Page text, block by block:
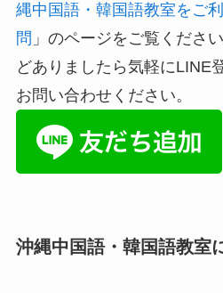
縄中国語・韓国語教室をご
問 」のページをご覧くださ
どありましたら気軽にLINE
お問い合わせください。
沖縄中国語・韓国語教室